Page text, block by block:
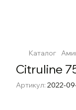
Каталог
Citruline
Артикул: 2022-